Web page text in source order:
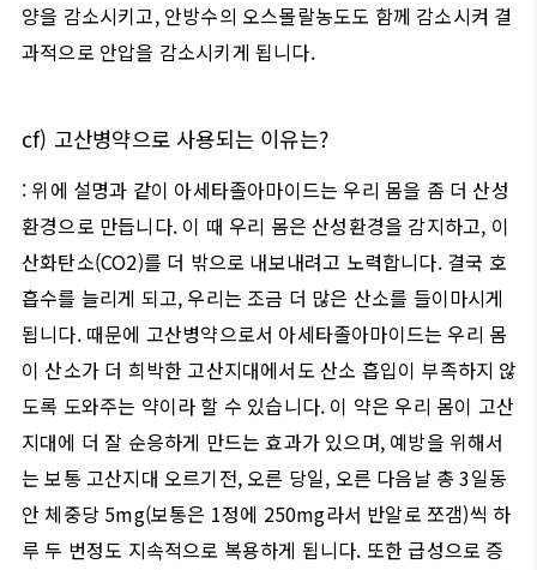
양을 감소시키고, 안방수의 오스몰랄농도도 함께 감소시켜 결
과적으로 안압을 감소시키게 됩니다.
cf) 고산병약으로 사용되는 이유는?
: 위에 설명과 같이 아세타졸아마이드는 우리 몸을 좀 더 산성
환경으로 만듭니다. 이 때 우리 몸은 산성환경을 감지하고, 이
산화탄소(CO2)를 더 밖으로 내보내려고 노력합니다. 결국 호
흡수를 늘리게 되고, 우리는 조금 더 많은 산소를 들이마시게
됩니다. 때문에 고산병약으로서 아세타졸아마이드는 우리 몸
이 산소가 더 희박한 고산지대에서도 산소 흡입이 부족하지 않
도록 도와주는 약이라 할 수 있습니다. 이 약은 우리 몸이 고산
지대에 더 잘 순응하게 만드는 효과가 있으며, 예방을 위해서
는 보통 고산지대 오르기전, 오른 당일, 오른 다음날 총3일동
안 체중당 5mg(보통은 1정에 250mg라서 반알로 쪼갬)씩 하
루 두 번정도 지속적으로 복용하게 됩니다. 또한 급성으로 증